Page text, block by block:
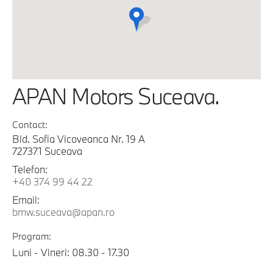
APAN Motors Suceava.
Contact:
Bld. Sofia Vicoveanca Nr. 19 A
727371 Suceava
Telefon:
+40 374 99 44 22
Email:
bmw.suceava@apan.ro
Program:
Luni - Vineri: 08.30 - 17.30